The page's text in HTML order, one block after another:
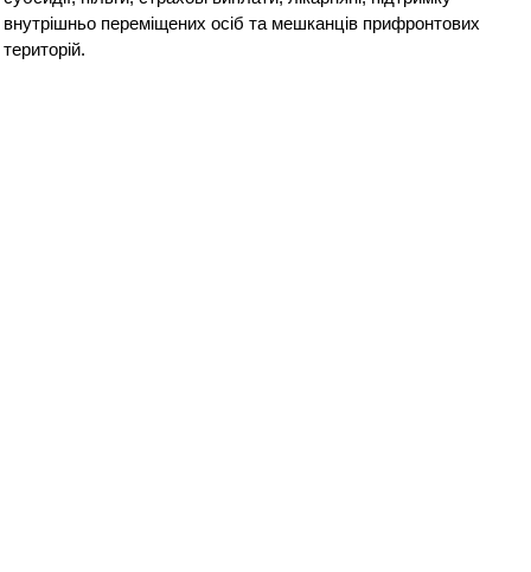
внутрішньо переміщених осіб та мешканців прифронтових
територій.